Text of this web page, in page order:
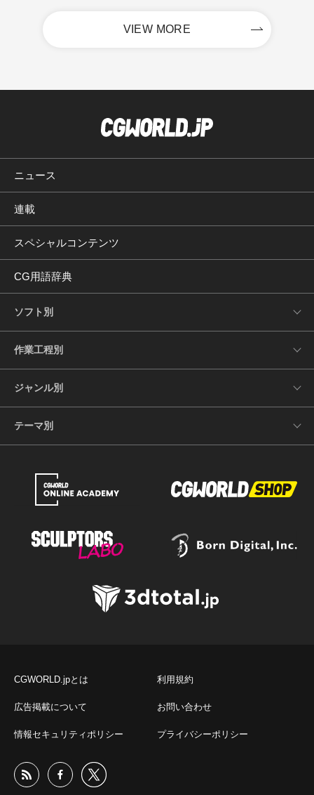
VIEW MORE
ニュース
連載
スペシャルコンテンツ
CG用語辞典
ソフト別
作業工程別
ジャンル別
テーマ別
CGWORLD.jpとは 利用規約
広告掲載について お問い合わせ
情報セキュリティポリシー プライバシーポリシー